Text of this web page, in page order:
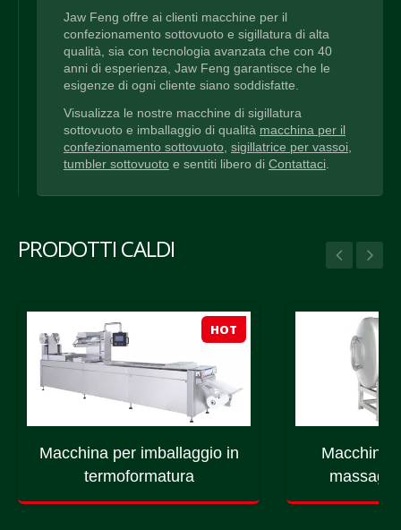
Jaw Feng offre ai clienti macchine per il
confezionamento sottovuoto e sigillatura di alta
qualità, sia con tecnologia avanzata che con 40
anni di esperienza, Jaw Feng garantisce che le
esigenze di ogni cliente siano soddisfatte.
Visualizza le nostre macchine di sigillatura
sottovuoto e imballaggio di qualità macchina per il
confezionamento sottovuoto, sigillatrice per vassoi,
tumbler sottovuoto e sentiti libero di Contattaci.
PRODOTTI CALDI
HOT
Macchina per imballaggio in
termoformatura
Macchina